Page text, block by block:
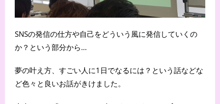
SNSの発信の仕方や自己をどういう風に発信していくの
か？という部分から…
夢の叶え方、すごい人に1日でなるには？という話などな
ど色々と良いお話がきけました。